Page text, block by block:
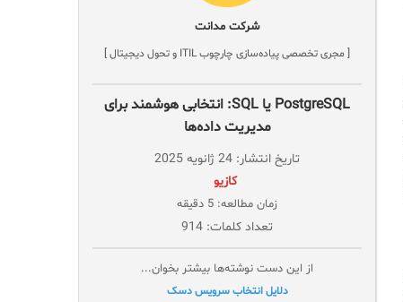
شرکت مدانت
[ مجری تخصصی پیاده‌سازی چارچوب ITIL و تحول دیجیتال ]
PostgreSQL یا SQL: انتخابی هوشمند برای
مدیریت داده‌ها
تاریخ انتشار: 24 ژانویه 2025
‌ کازیو
زمان مطالعه: 5 دقیقه
تعداد کلمات: 914
از این دست نوشته‌ها بیشتر بخوان...
دلایل انتخاب سرویس دسک